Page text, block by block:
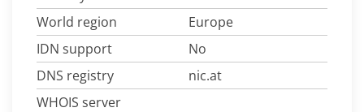
World region
Europe
IDN support
No
DNS registry
nic.at
WHOIS server